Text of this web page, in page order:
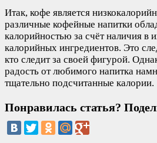
Итак, кофе является
различные кофейные напитки
калорийностью за счёт наличия в
калорийных ингредиентов. Это
кто следит за своей фигурой.
радость от любимого напитка
тщательно подсчитанные калории.
Понравилась статья?